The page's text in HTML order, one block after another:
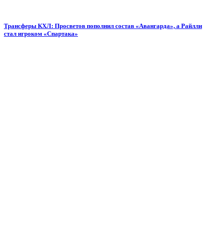
Трансферы КХЛ: Просветов пополнил состав «Авангарда», а Райлли
стал игроком «Спартака»